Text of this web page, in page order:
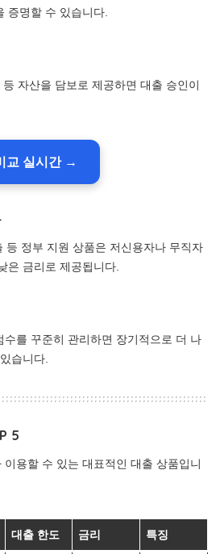
증명할 수 있습니다.
자산을 담보로 제공하면 대출 승인이
교 실시간 →
등 정부 지원 상품은 저신용자나 무직자
은 금리로 제공됩니다.
수를 꾸준히 관리하면 장기적으로 더 나
습니다.
5
용할 수 있는 대표적인 대출 상품입니
대출 한도 금리 특징